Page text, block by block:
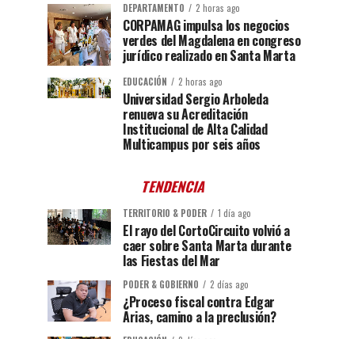
DEPARTAMENTO 2 horas ago
CORPAMAG impulsa los negocios
verdes del Magdalena en congreso
jurídico realizado en Santa Marta
EDUCACIÓN 2 horas ago
Universidad Sergio Arboleda
renueva su Acreditación
Institucional de Alta Calidad
Multicampus por seis años
TENDENCIA
TERRITORIO & PODER 1 día ago
El rayo del CortoCircuito volvió a
caer sobre Santa Marta durante
las Fiestas del Mar
PODER & GOBIERNO 2 días ago
¿Proceso fiscal contra Edgar
Arias, camino a la preclusión?